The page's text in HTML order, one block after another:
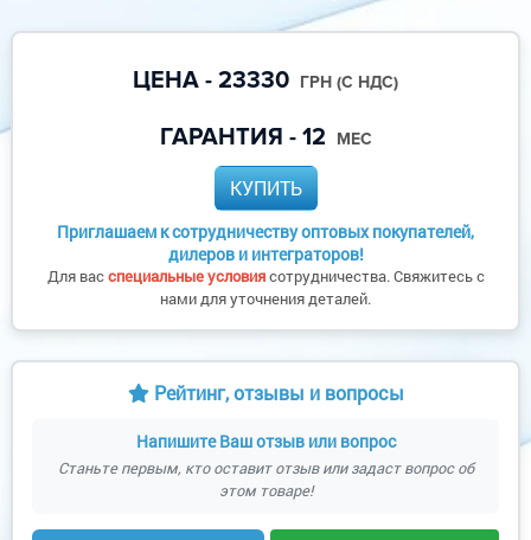
ЦЕНА - 23330 ГРН (С НДС)
ГАРАНТИЯ - 12 МЕС
КУПИТЬ
Приглашаем к сотрудничеству оптовых покупателей,
дилеров и интеграторов!
Для васспециальные условиясотрудничества. Свяжитесь с
нами для уточнения деталей.
Рейтинг, отзывы и вопросы
Напишите Ваш отзыв или вопрос
Станьте первым, кто оставит отзыв или задаст вопрос об
этом товаре!